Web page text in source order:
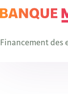
Financement des